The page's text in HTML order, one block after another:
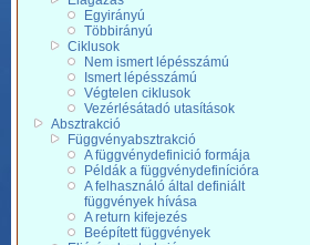
Egyirányú
Többirányú
Ciklusok
Nem ismert lépésszámú
Ismert lépésszámú
Végtelen ciklusok
Vezérlésátadó utasítások
Absztrakció
Függvényabsztrakció
A függvénydefinició formája
Példák a függvénydefinícióra
A felhasználó által definiált
függvények hívása
A return kifejezés
Beépített függvények